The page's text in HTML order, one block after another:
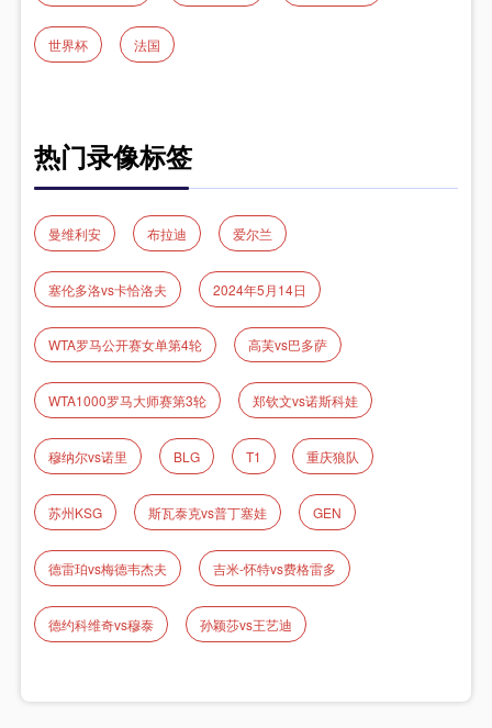
世界杯 法国
热门录像标签
曼维利安 布拉迪 爱尔兰
塞伦多洛vs卡恰洛夫 2024年5月14日
WTA罗马公开赛女单第4轮 高芙vs巴多萨
WTA1000罗马大师赛第3轮 郑钦文vs诺斯科娃
穆纳尔vs诺里 BLG T1 重庆狼队
苏州KSG 斯瓦泰克vs普丁塞娃 GEN
德雷珀vs梅德韦杰夫 吉米-怀特vs费格雷多
德约科维奇vs穆泰 孙颖莎vs王艺迪